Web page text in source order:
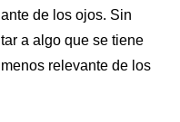
de los ojos. Sin
a algo que se tiene
relevante de los